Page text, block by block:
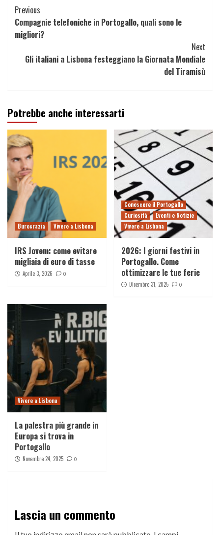
Continue
Reading
Previous
Compagnie telefoniche in Portogallo, quali sono le
migliori?
Next
Gli italiani a Lisbona festeggiano la Giornata Mondiale
del Tiramisù
Potrebbe anche interessarti
Burocrazia Vivere a Lisbona
IRS Jovem: come evitare
migliaia di euro di tasse
Aprile 3, 2026 0
Conoscere il Portogallo
Curiosità
Eventi e Notizie
Vivere a Lisbona
2026: I giorni festivi in
Portogallo. Come
ottimizzare le tue ferie
Dicembre 31, 2025 0
Vivere a Lisbona
La palestra più grande in
Europa si trova in
Portogallo
Novembre 24, 2025 0
Lascia un commento